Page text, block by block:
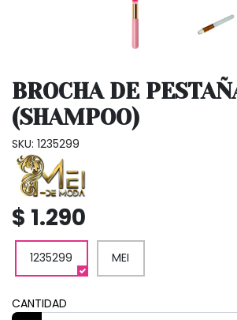
BROCHA DE
(SHAMPOO)
SKU: 1235299
$ 1.290
1235299 MEI
CANTIDAD